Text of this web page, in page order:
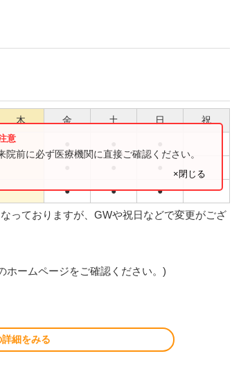
木 金 土 日 祝
● ● ●
前に必ず医療機関に直接ご確認ください。
×閉じる
っておりますが、GWや祝日などで変更がござ
ームページをご確認ください。)
細をみる